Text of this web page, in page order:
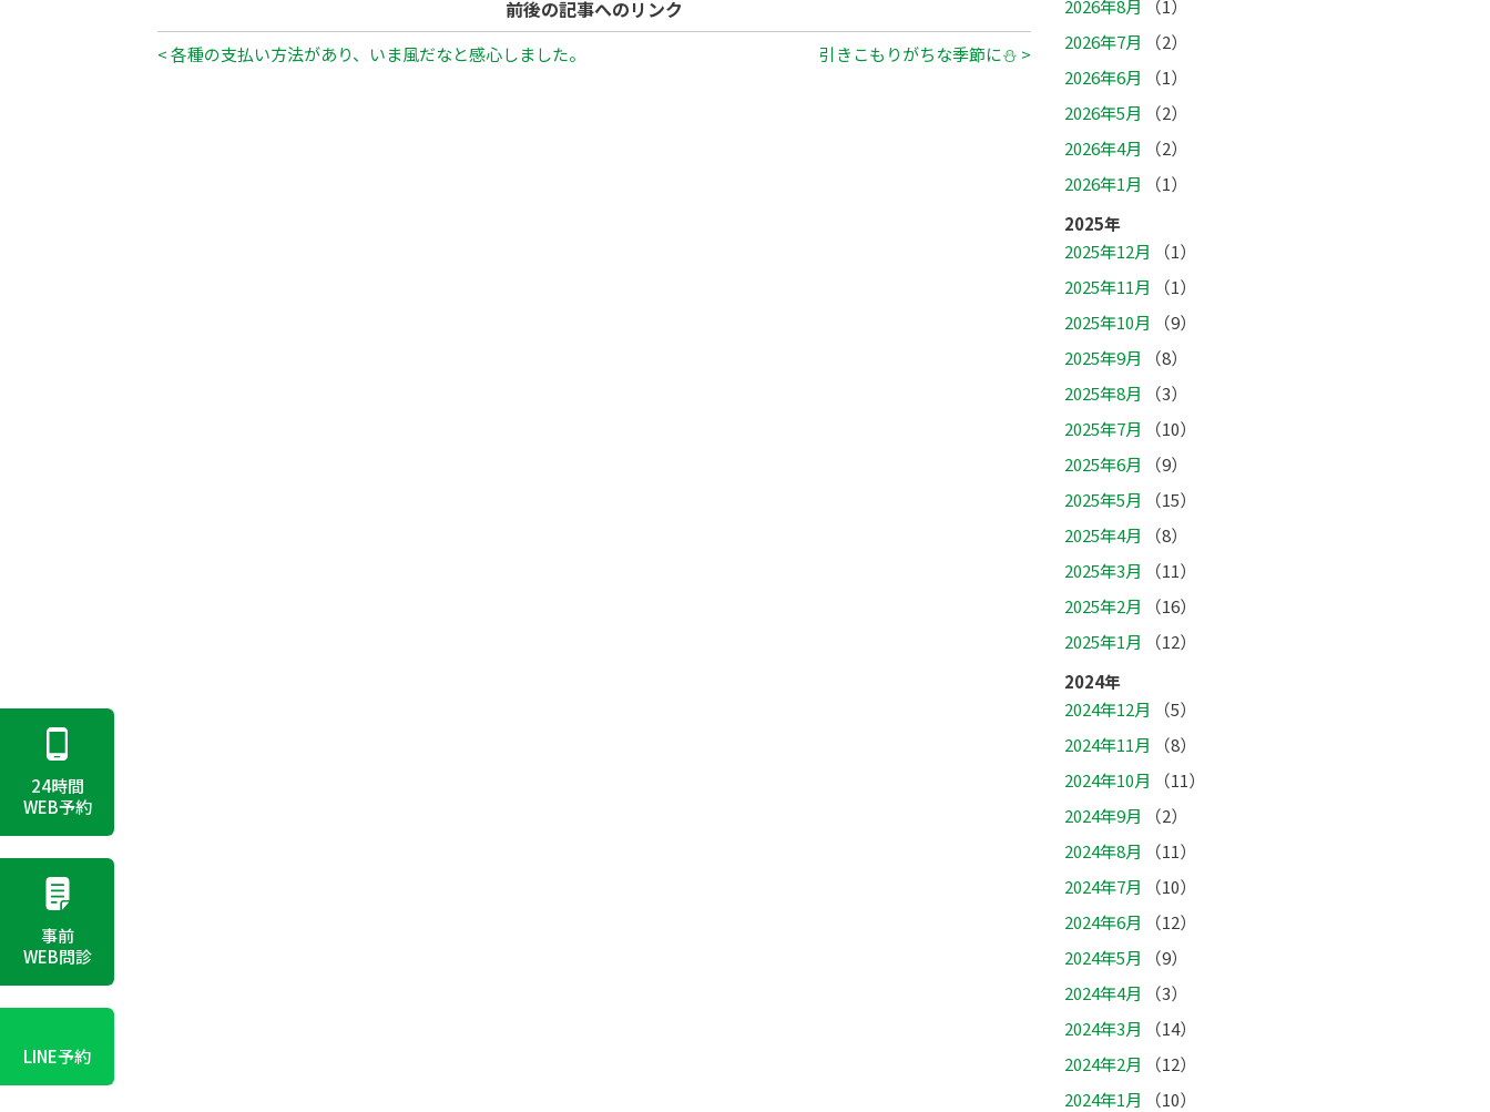
前後の記事へのリンク
< 各種の支払い方法があり、いま風だなと感心しました。 引きこもりがちな季節に⛄ >
2026年8月
（1）
2026年7月
（2）
2026年6月
（1）
2026年5月
（2）
2026年4月
（2）
2026年1月
（1）
2025年
2025年12月
（1）
2025年11月
（1）
2025年10月
（9）
2025年9月
（8）
2025年8月
（3）
2025年7月
（10）
2025年6月
（9）
2025年5月
（15）
2025年4月
（8）
2025年3月
（11）
2025年2月
（16）
2025年1月
（12）
2024年
2024年12月
（5）
2024年11月
（8）
2024年10月
（11）
2024年9月
（2）
2024年8月
（11）
2024年7月
（10）
2024年6月
（12）
2024年5月
（9）
2024年4月
（3）
2024年3月
（14）
2024年2月
（12）
2024年1月
（10）
24時間
WEB予約
事前
WEB問診
LINE予約